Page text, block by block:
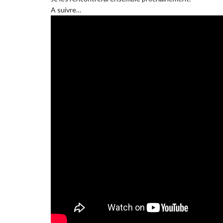
A suivre…